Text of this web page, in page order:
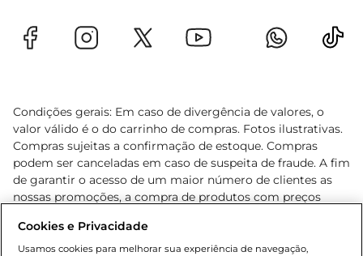
Condições gerais: Em caso de divergência de valores, o
valor válido é o do carrinho de compras. Fotos ilustrativas.
Compras sujeitas a confirmação de estoque. Compras
podem ser canceladas em caso de suspeita de fraude. A fim
de garantir o acesso de um maior número de clientes as
nossas promoções, a compra de produtos com preços
cliente. Os preços, ofertas e condições são exclusivos para
o e-commerce e válidos durante o dia de hoje, podendo
Cookies e Privacidade
Usamos cookies para melhorar sua experiência de navegação,